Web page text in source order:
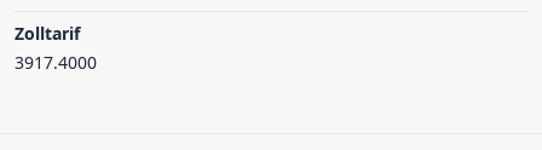
Zolltarif
3917.4000